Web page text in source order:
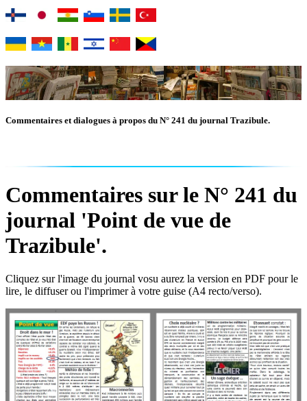
Commentaires et dialogues à propos du N° 241 du journal Trazibule.
Commentaires sur le N° 241 du
journal 'Point de vue de
Trazibule'.
Cliquez sur l'image du journal vosu aurez la version en PDF pour le
lire, le diffuser ou l'imprimer à votre guise (A4 recto/verso).